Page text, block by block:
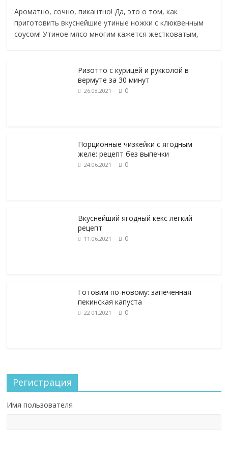
Ароматно, сочно, пикантно! Да, это о том, как
приготовить вкуснейшие утиные ножки с клюквенным
соусом! Утиное мясо многим кажется жестковатым,
Ризотто с курицей и рукколой в
вермуте за 30 минут
26.08.2021 0
Порционные чизкейки с ягодным
желе: рецепт без выпечки
24.06.2021 0
Вкуснейший ягодный кекс легкий
рецепт
11.06.2021 0
Готовим по-новому: запеченная
пекинская капуста
22.01.2021 0
Регистрация
Имя пользователя